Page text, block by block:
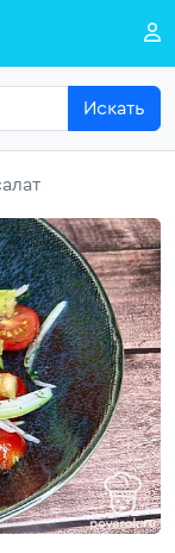
Искать